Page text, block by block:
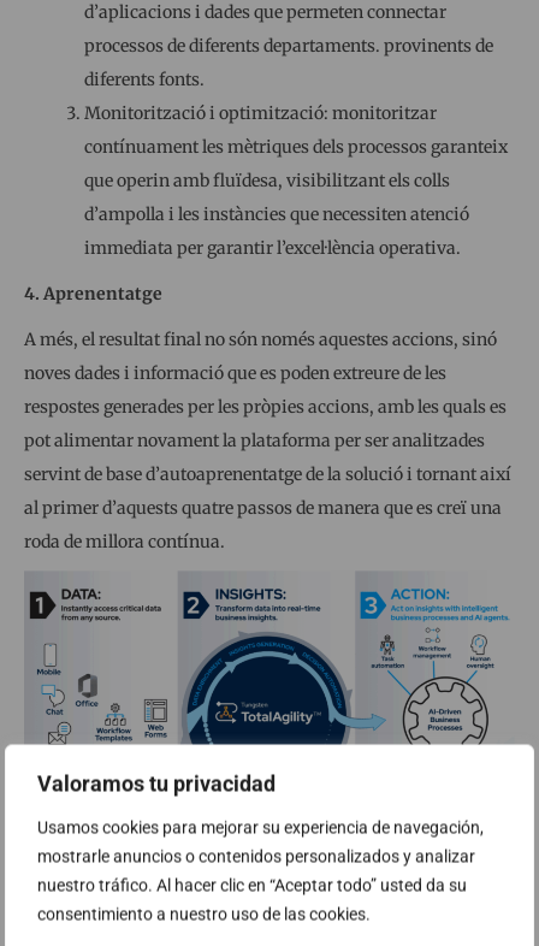
Valoramos tu privacidad
Usamos cookies para mejorar su experiencia de navegación,
mostrarle anuncios o contenidos personalizados y analizar
nuestro tráfico. Al hacer clic en “Aceptar todo” usted da su
consentimiento a nuestro uso de las cookies.
d’aplicacions i dades que permeten connectar
processos de diferents departaments. provinents de
diferents fonts.
Monitorització i optimització: monitoritzar
contínuament les mètriques dels processos garanteix
que operin amb fluïdesa, visibilitzant els colls
d’ampolla i les instàncies que necessiten atenció
immediata per garantir l’excel·lència operativa.
4. Aprenentatge
A més, el resultat final no són només aquestes accions, sinó
noves dades i informació que es poden extreure de les
respostes generades per les pròpies accions, amb les quals es
pot alimentar novament la plataforma per ser analitzades
servint de base d’autoaprenentatge de la solució i tornant així
al primer d’aquests quatre passos de manera que es creï una
roda de millora contínua.
Casos d’ús